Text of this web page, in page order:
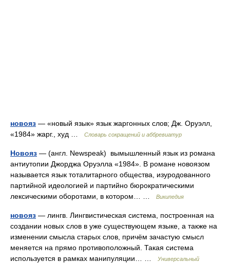
новояз — «новый язык» язык жаргонных слов; Дж. Оруэлл,
«1984» жарг., худ …
Словарь сокращений и аббревиатур
Новояз — (англ. Newspeak) вымышленный язык из романа
антиутопии Джорджа Оруэлла «1984». В романе новоязом
называется язык тоталитарного общества, изуродованного
партийной идеологией и партийно бюрократическими
лексическими оборотами, в котором… …
Википедия
новояз — лингв. Лингвистическая система, построенная на
создании новых слов в уже существующем языке, а также на
изменении смысла старых слов, причём зачастую смысл
меняется на прямо противоположный. Такая система
используется в рамках манипуляции… …
Универсальный